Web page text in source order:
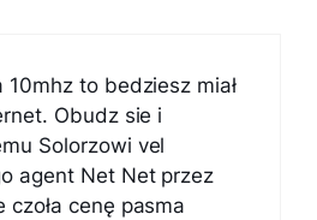
to bedziesz miał
Obudz sie i
Solorzowi vel
agent Net Net przez
czoła cenę pasma